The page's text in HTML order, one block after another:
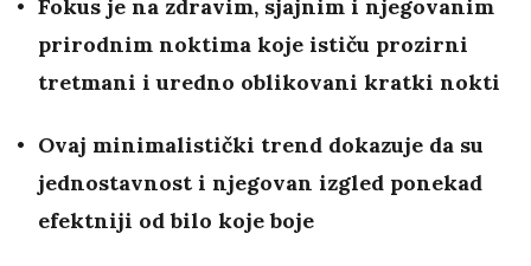
Fokus je na zdravim, sjajnim i njegovanim
prirodnim noktima koje ističu prozirni
tretmani i uredno oblikovani kratki nokti
Ovaj minimalistički trend dokazuje da su
jednostavnost i njegovan izgled ponekad
efektniji od bilo koje boje